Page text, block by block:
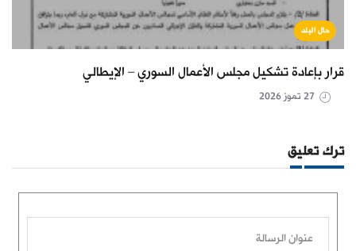
حال البلد
قرار بإعادة تشكيل مجلس الأعمال السوري – الإيطالي
ترك تعليق
عنوان الرسالة